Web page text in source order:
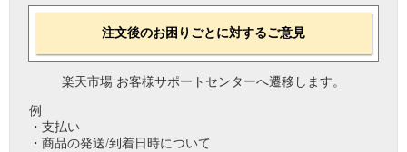
注文後のお困りごとに対するご意見
楽天市場 お客様サポートセンターへ遷移します。
例
・支払い
・商品の発送/到着日時について